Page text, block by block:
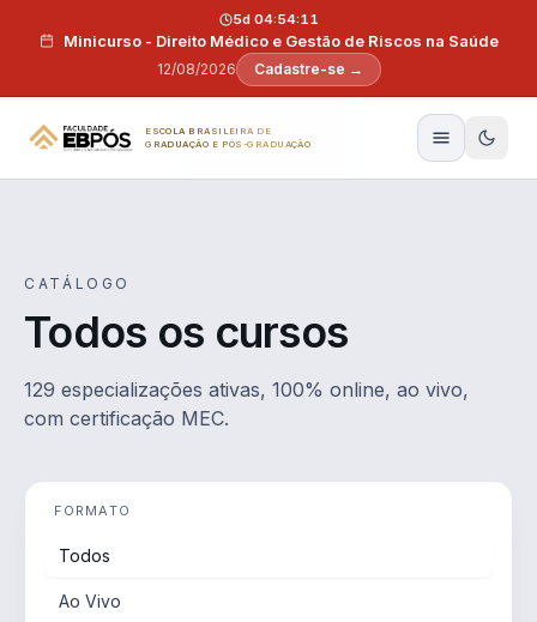
Minicurso - Direito Médico e Gestão de Riscos na Saúde
12/08/2026
5d 04:54:10
Cadastre-se →
ESCOLA BRASILEIRA DE
GRADUAÇÃO E PÓS-GRADUAÇÃO
CATÁLOGO
Todos os cursos
129 especializações ativas, 100% online, ao vivo,
com certificação MEC.
FORMATO
Todos
Ao Vivo